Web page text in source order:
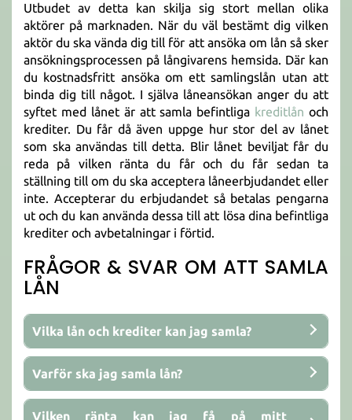
Utbudet av detta kan skilja sig stort mellan olika
aktörer på marknaden. När du väl bestämt dig vilken
aktör du ska vända dig till för att ansöka om lån så sker
ansökningsprocessen på långivarens hemsida. Där kan
du kostnadsfritt ansöka om ett samlingslån utan att
binda dig till något. I själva låneansökan anger du att
syftet med lånet är att samla befintliga kreditlån och
krediter. Du får då även uppge hur stor del av lånet
som ska användas till detta. Blir lånet beviljat får du
reda på vilken ränta du får och du får sedan ta
ställning till om du ska acceptera låneerbjudandet eller
inte. Accepterar du erbjudandet så betalas pengarna
ut och du kan använda dessa till att lösa dina befintliga
krediter och avbetalningar i förtid.
FRÅGOR & SVAR OM ATT SAMLA
LÅN
Vilka lån och krediter kan jag samla?
Varför ska jag samla lån?
Vilken ränta kan jag få på mitt